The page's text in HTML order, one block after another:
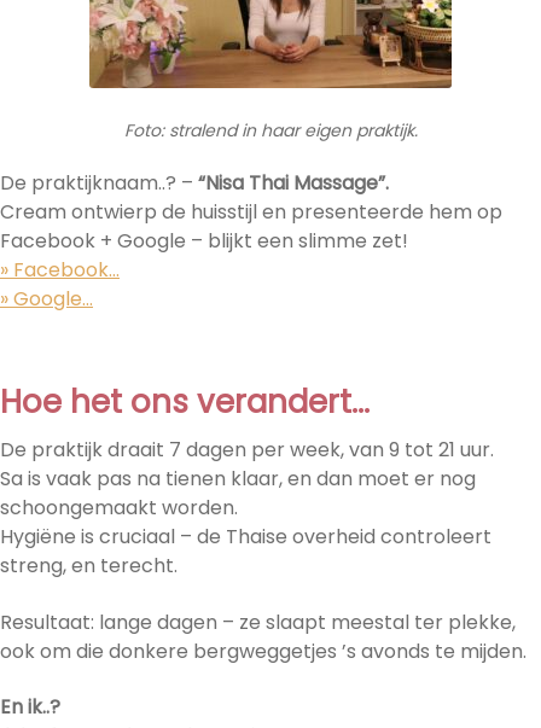
Foto: stralend in haar eigen praktijk.
De praktijknaam..? – “Nisa Thai Massage”.
Cream ontwierp de huisstijl en presenteerde hem op
Facebook + Google – blijkt een slimme zet!
» Facebook…
» Google…
Hoe het ons verandert…
De praktijk draait 7 dagen per week, van 9 tot 21 uur.
Sa is vaak pas na tienen klaar, en dan moet er nog
schoongemaakt worden.
Hygiëne is cruciaal – de Thaise overheid controleert
streng, en terecht.
Resultaat: lange dagen – ze slaapt meestal ter plekke,
ook om die donkere bergweggetjes ’s avonds te mijden.
En ik..?